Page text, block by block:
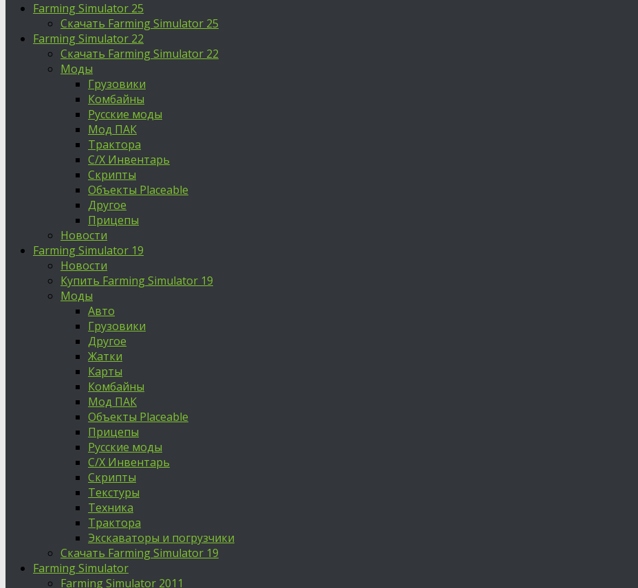
Farming Simulator 25
Скачать Farming Simulator 25
Farming Simulator 22
Скачать Farming Simulator 22
Моды
Грузовики
Комбайны
Русские моды
Мод ПАК
Трактора
С/Х Инвентарь
Скрипты
Объекты Placeable
Другое
Прицепы
Новости
Farming Simulator 19
Новости
Купить Farming Simulator 19
Моды
Авто
Грузовики
Другое
Жатки
Карты
Комбайны
Мод ПАК
Объекты Placeable
Прицепы
Русские моды
С/Х Инвентарь
Скрипты
Текстуры
Техника
Трактора
Экскаваторы и погрузчики
Скачать Farming Simulator 19
Farming Simulator
Farming Simulator 2011